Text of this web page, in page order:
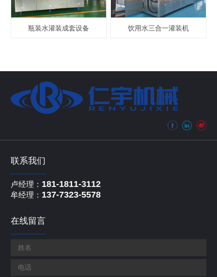
瓶装水灌装成套设备 饮用水三合一灌装机
联系我们
卢经理： 181-1811-3112
牟经理： 137-7323-5578
在线留言